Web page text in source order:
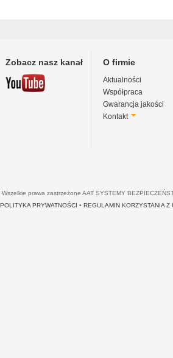
Zobacz nasz kanał O firmie
Aktualności
Współpraca
Gwarancja jakości
Kontakt
Wszelkie prawa zastrzeżone AAT SYSTEMY
POLITYKA PRYWATNOŚCI • REGULAMIN KORZYSTANIA